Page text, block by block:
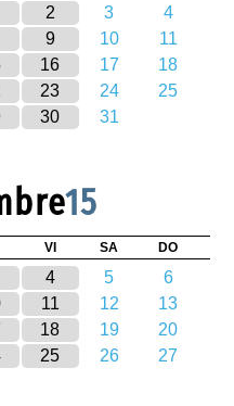
2 3
4
9 10
11
16 17
18
23 24
25
30 31
15
VI SA DO
4 5
6
11 12
13
18 19
20
25 26
27